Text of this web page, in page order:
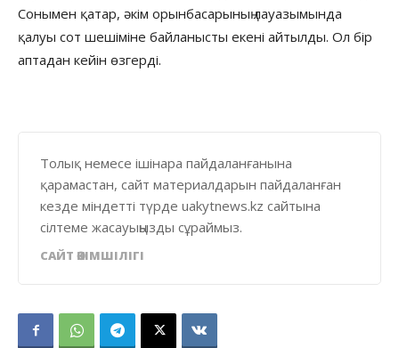
Сонымен қатар, әкім орынбасарының лауазымында
қалуы сот шешіміне байланысты екені айтылды. Ол бір
аптадан кейін өзгерді.
Толық немесе ішінара пайдаланғанына
қарамастан, сайт материалдарын пайдаланған
кезде міндетті түрде uakytnews.kz сайтына
сілтеме жасауыңызды сұраймыз.
САЙТ ӘКІМШІЛІГІ